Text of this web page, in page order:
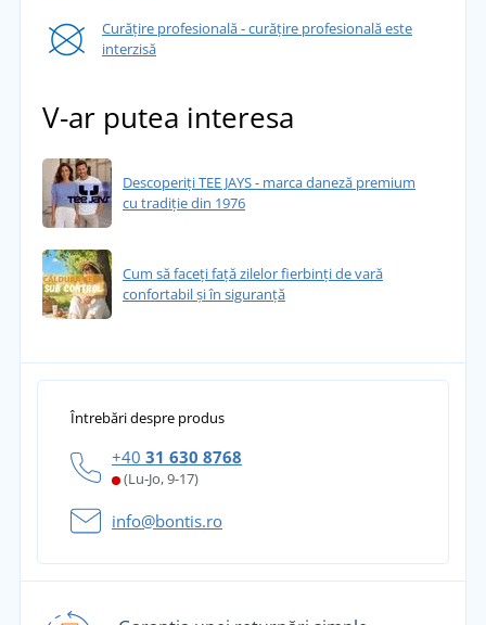
Curățire profesională - curățire profesională este
interzisă
V-ar putea interesa
Descoperiți TEE JAYS - marca daneză premium
cu tradiție din 1976
Cum să faceți față zilelor fierbinți de vară
confortabil și în siguranță
Întrebări despre produs
+40 31 630 8768
(Lu-Jo, 9-17)
info@bontis.ro